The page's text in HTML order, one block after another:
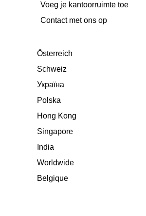
Voeg je kantoorruimte toe
Сontact met ons op
Österreich
Schweiz
Україна
Polska
Hong Kong
Singapore
India
Worldwide
Belgique